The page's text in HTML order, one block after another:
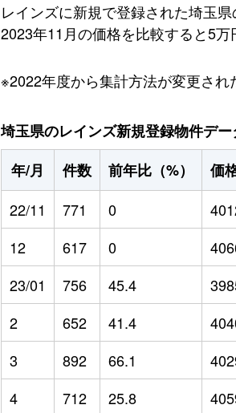
レインズに新規で登録された埼玉
2023年11月の価格を比較すると5
※2022年度から集計方法が変更され
埼玉県のレインズ新規登録物件デー
年/月
件数 前年比（%） 価
22/11
771 0
12
617 0
23/01
756 45.4
2
652 41.4
3
892 66.1
4
712 25.8